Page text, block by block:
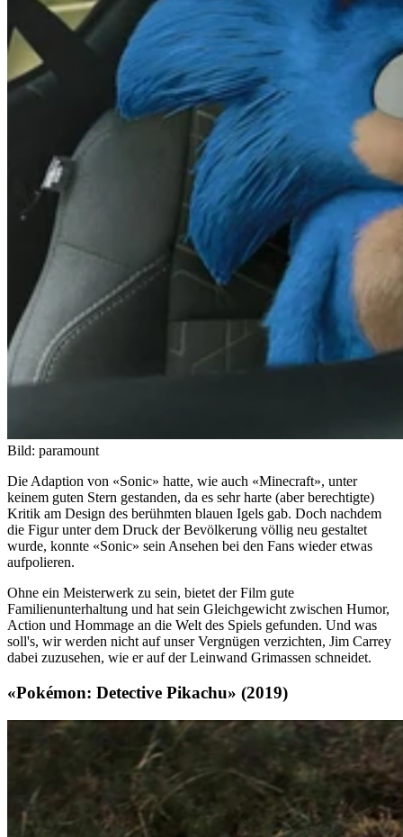
Bild: paramount
Die Adaption von «Sonic» hatte, wie auch «Minecraft», unter
keinem guten Stern gestanden, da es sehr harte (aber berechtigte)
Kritik am Design des berühmten blauen Igels gab. Doch nachdem
die Figur unter dem Druck der Bevölkerung völlig neu gestaltet
wurde, konnte «Sonic» sein Ansehen bei den Fans wieder etwas
aufpolieren.
Ohne ein Meisterwerk zu sein, bietet der Film gute
Familienunterhaltung und hat sein Gleichgewicht zwischen Humor,
Action und Hommage an die Welt des Spiels gefunden. Und was
soll's, wir werden nicht auf unser Vergnügen verzichten, Jim Carrey
dabei zuzusehen, wie er auf der Leinwand Grimassen schneidet.
«Pokémon: Detective Pikachu» (2019)